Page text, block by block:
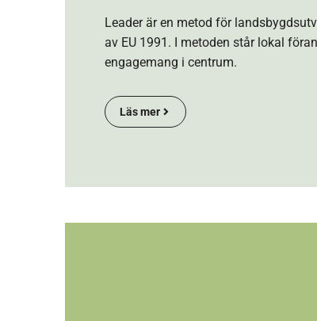
Leader är en metod för
av EU 1991. I metoden står lokal
engagemang i centrum.
Läs mer